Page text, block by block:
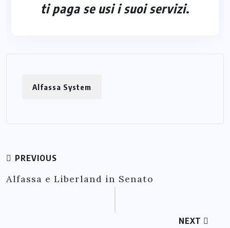
ti paga se usi i suoi servizi.
Alfassa System
PREVIOUS
Alfassa e Liberland in Senato
NEXT